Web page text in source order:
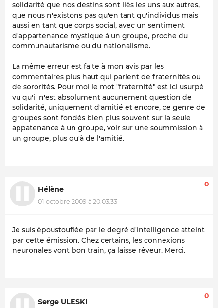
solidarité que nos destins sont liés les uns aux autres,
que nous n'existons pas qu'en tant qu'individus mais
aussi en tant que corps social, avec un sentiment
d'appartenance mystique à un groupe, proche du
communautarisme ou du nationalisme.
La même erreur est faite à mon avis par les
commentaires plus haut qui parlent de fraternités ou
de sororités. Pour moi le mot "fraternité" est ici usurpé
vu qu'il n'est absolument aucunement question de
solidarité, uniquement d'amitié et encore, ce genre de
groupes sont fondés bien plus souvent sur la seule
appatenance à un groupe, voir sur une soummission à
un groupe, plus qu'à de l'amitié.
Hélène
01 octobre 2009 à 20:03:33
0
Je suis époustouflée par le degré d'intelligence atteint
par cette émission. Chez certains, les connexions
neuronales vont bon train, ça laisse rêveur. Merci.
Serge ULESKI
0